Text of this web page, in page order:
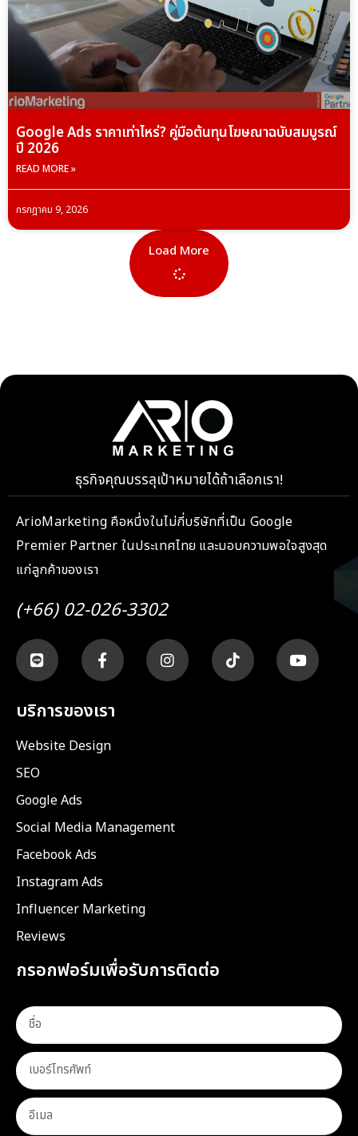
Google Ads ราคาเท่าไหร่? คู่มือต้นทุนโฆษณาฉบับสมบูรณ์
ปี 2026
READ MORE »
กรกฎาคม 9, 2026
Load More
ธุรกิจคุณบรรลุเป้าหมายได้ถ้าเลือกเรา!
ArioMarketing คือหนึ่งในไม่กี่บริษัทที่เป็น Google
Premier Partner ในประเทศไทย และมอบความพอใจสูงสุด
แก่ลูกค้าของเรา
(+66) 02-026-3302
บริการของเรา
Website Design
SEO
Google Ads
Social Media Management
Facebook Ads
Instagram Ads
Influencer Marketing
Reviews
กรอกฟอร์มเพื่อรับการติดต่อ